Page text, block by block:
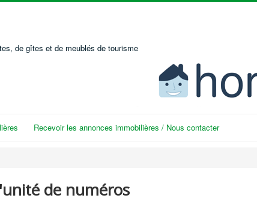
de gîtes et de meublés de tourisme
Recevoir les annonces immobilières / Nous contacter
de numéros